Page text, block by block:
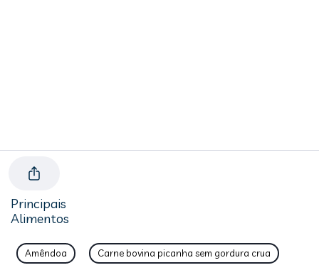
Principais
Alimentos
Amêndoa Carne bovina picanha sem gordura crua